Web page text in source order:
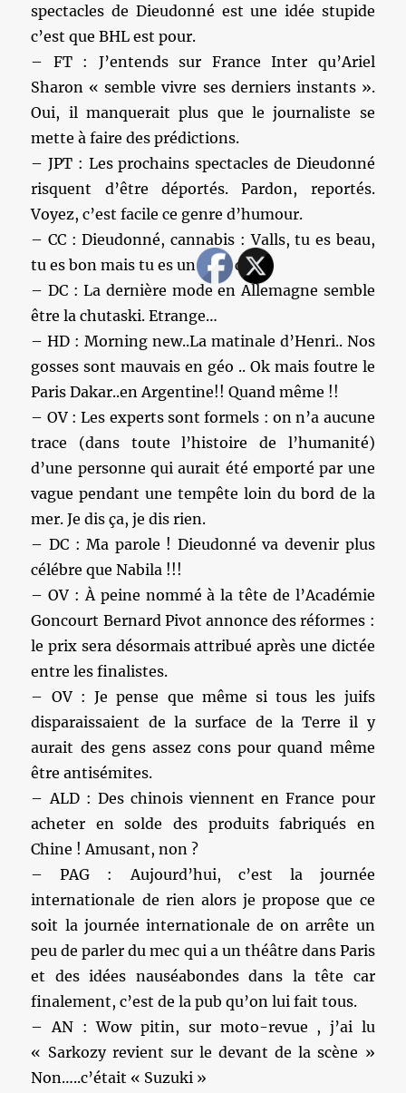
spectacles de Dieudonné est une idée stupide
c’est que BHL est pour.
– FT : J’entends sur France Inter qu’Ariel
Sharon « semble vivre ses derniers instants ».
Oui, il manquerait plus que le journaliste se
mette à faire des prédictions.
– JPT : Les prochains spectacles de Dieudonné
risquent d’être déportés. Pardon, reportés.
Voyez, c’est facile ce genre d’humour.
– CC : Dieudonné, cannabis : Valls, tu es beau,
tu es bon mais tu es un gros con !
– DC : La dernière mode en Allemagne semble
être la chutaski. Etrange…
– HD : Morning new..La matinale d’Henri.. Nos
gosses sont mauvais en géo .. Ok mais foutre le
Paris Dakar..en Argentine!! Quand même !!
– OV : Les experts sont formels : on n’a aucune
trace (dans toute l’histoire de l’humanité)
d’une personne qui aurait été emporté par une
vague pendant une tempête loin du bord de la
mer. Je dis ça, je dis rien.
– DC : Ma parole ! Dieudonné va devenir plus
célébre que Nabila !!!
– OV : À peine nommé à la tête de l’Académie
Goncourt Bernard Pivot annonce des réformes :
le prix sera désormais attribué après une dictée
entre les finalistes.
– OV : Je pense que même si tous les juifs
disparaissaient de la surface de la Terre il y
aurait des gens assez cons pour quand même
être antisémites.
– ALD : Des chinois viennent en France pour
acheter en solde des produits fabriqués en
Chine ! Amusant, non ?
– PAG : Aujourd’hui, c’est la journée
internationale de rien alors je propose que ce
soit la journée internationale de on arrête un
peu de parler du mec qui a un théâtre dans Paris
et des idées nauséabondes dans la tête car
finalement, c’est de la pub qu’on lui fait tous.
– AN : Wow pitin, sur moto-revue , j’ai lu
« Sarkozy revient sur le devant de la scène »
Non…..c’était « Suzuki »